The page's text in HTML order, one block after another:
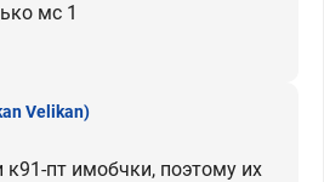
мс 1
Velikan)
к91-пт имобчки, поэтому их